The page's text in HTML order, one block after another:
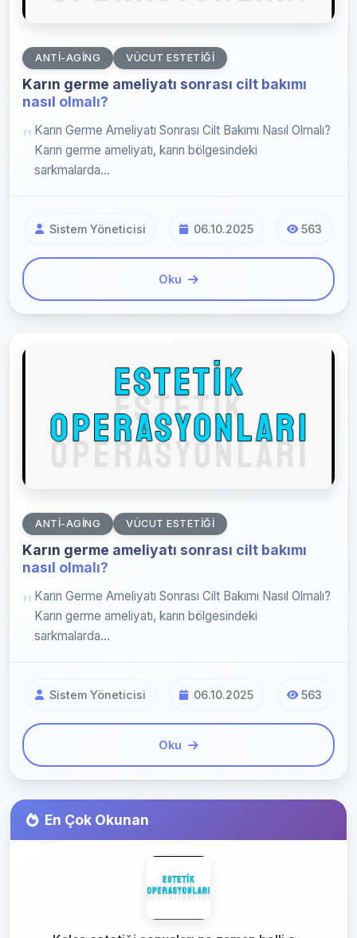
ANTI-AGING VÜCUT ESTETIĞI
Karın germe ameliyatı sonrası cilt bakımı
nasıl olmalı?
Karın Germe Ameliyatı Sonrası Cilt Bakımı Nasıl Olmalı?
Karın germe ameliyatı, karın bölgesindeki
sarkmalarda...
Sistem Yöneticisi 06.10.2025 563
Oku
ANTI-AGING VÜCUT ESTETIĞI
Karın germe ameliyatı sonrası cilt bakımı
nasıl olmalı?
Karın Germe Ameliyatı Sonrası Cilt Bakımı Nasıl Olmalı?
Karın germe ameliyatı, karın bölgesindeki
sarkmalarda...
Sistem Yöneticisi 06.10.2025 563
Oku
En Çok Okunan